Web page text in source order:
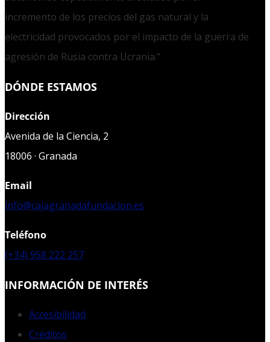
incremento de los precios del gas natural y la
electricidad provocados por el impacto de la guerra de
agresión de Rusia contra Ucrania."
DÓNDE ESTAMOS
Dirección
Avenida de la Ciencia, 2
18006 · Granada
Email
info@cajagranadafundacion.es
Teléfono
(+34) 958 222 257
INFORMACIÓN DE INTERÉS
Accesibilidad
Créditos